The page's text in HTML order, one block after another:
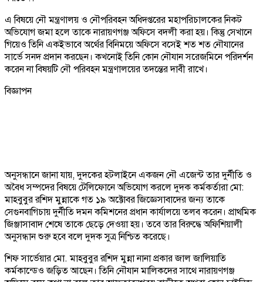
এ বিষয়ে নৌ মন্ত্রণালয় ও নৌপরিবহন অধিদপ্তরের মহাপরিচালকের নিকট
অভিযোগ জমা হলে তাকে নারায়ণগঞ্জ অফিসে বদলী করা হয়। কিন্তু সেখানে
গিয়েও তিনি একইভাবে অর্থের বিনিময়ে অফিসে বসেই শত শত নৌযানের
সার্ভে সনদ প্রদান করছেন। কখনোই তিনি কোন নৌযান সরেজমিনে পরিদর্শন
করেন না বিষয়টি নৌ পরিবহন মন্ত্রণালয়ের তদন্তের দাবী রাখে।
বিজ্ঞাপন
অনুসন্ধানে জানা যায়, দুদকের হটলাইনে একজন নৌ এজেন্ট তার দুর্নীতি ও
অবৈধ সম্পদের বিষয়ে টেলিফোনে অভিযোগ করলে দুদক কর্মকর্তারা মো:
মাহবুবুর রশিদ মুন্নাকে গত ১৯ অক্টোবর জিজ্ঞেসাবাদের জন্য তাকে
সেগুনবাগিচায় দুর্নীতি দমন কমিশনের প্রধান কার্যালয়ে তলব করেন। প্রাথমিক
জিঞ্জাসাবাদ শেষে তাকে ছেড়ে দেওয়া হয়। তবে তার বিরুদ্ধে অফিশিয়ালী
অনুসন্ধান শুরু হবে বলে দুদক সুত্র নিশ্চিত করেছে।
শিফ সার্ভেয়ার মো. মাহবুবুর রশিদ মুন্না নানা প্রকার জাল জালিয়াতি
কর্মকান্ডেও জড়িত আছেন। তিনি নৌযান মালিকদের সাথে নারায়ণগঞ্জ